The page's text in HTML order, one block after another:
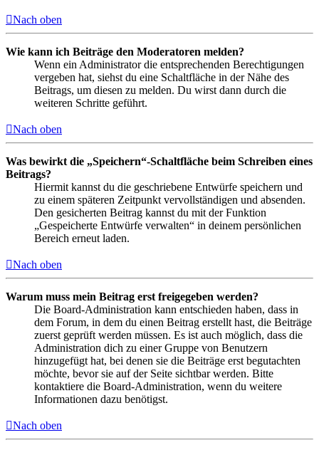
Nach oben
Wie kann ich Beiträge den Moderatoren melden?
Wenn ein Administrator die entsprechenden Berechtigungen
vergeben hat, siehst du eine Schaltfläche in der Nähe des
Beitrags, um diesen zu melden. Du wirst dann durch die
weiteren Schritte geführt.
Nach oben
Was bewirkt die „Speichern“-Schaltfläche beim Schreiben eines
Beitrags?
Hiermit kannst du die geschriebene Entwürfe speichern und
zu einem späteren Zeitpunkt vervollständigen und absenden.
Den gesicherten Beitrag kannst du mit der Funktion
„Gespeicherte Entwürfe verwalten“ in deinem persönlichen
Bereich erneut laden.
Nach oben
Warum muss mein Beitrag erst freigegeben werden?
Die Board-Administration kann entschieden haben, dass in
dem Forum, in dem du einen Beitrag erstellt hast, die Beiträge
zuerst geprüft werden müssen. Es ist auch möglich, dass die
Administration dich zu einer Gruppe von Benutzern
hinzugefügt hat, bei denen sie die Beiträge erst begutachten
möchte, bevor sie auf der Seite sichtbar werden. Bitte
kontaktiere die Board-Administration, wenn du weitere
Informationen dazu benötigst.
Nach oben